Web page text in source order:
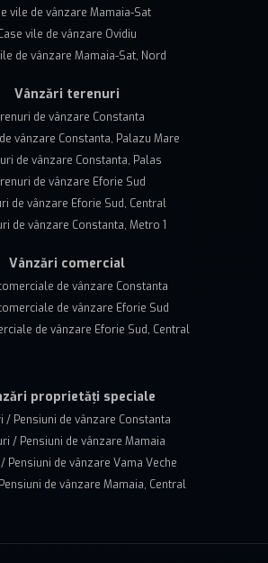
vile de vânzare Mamaia-Sat
vile de vânzare Ovidiu
de vânzare Mamaia-Sat, Nord
Vânzări terenuri
de vânzare Constanta
vânzare Constanta, Palazu Mare
de vânzare Constanta, Palas
de vânzare Eforie Sud
de vânzare Eforie Sud, Central
de vânzare Constanta, Metro 1
Vânzări comercial
de vânzare Constanta
de vânzare Eforie Sud
de vânzare Eforie Sud, Central
proprietăți speciale
/ Pensiuni de vânzare Constanta
/ Pensiuni de vânzare Mamaia
Pensiuni de vânzare Vama Veche
de vânzare Mamaia, Central